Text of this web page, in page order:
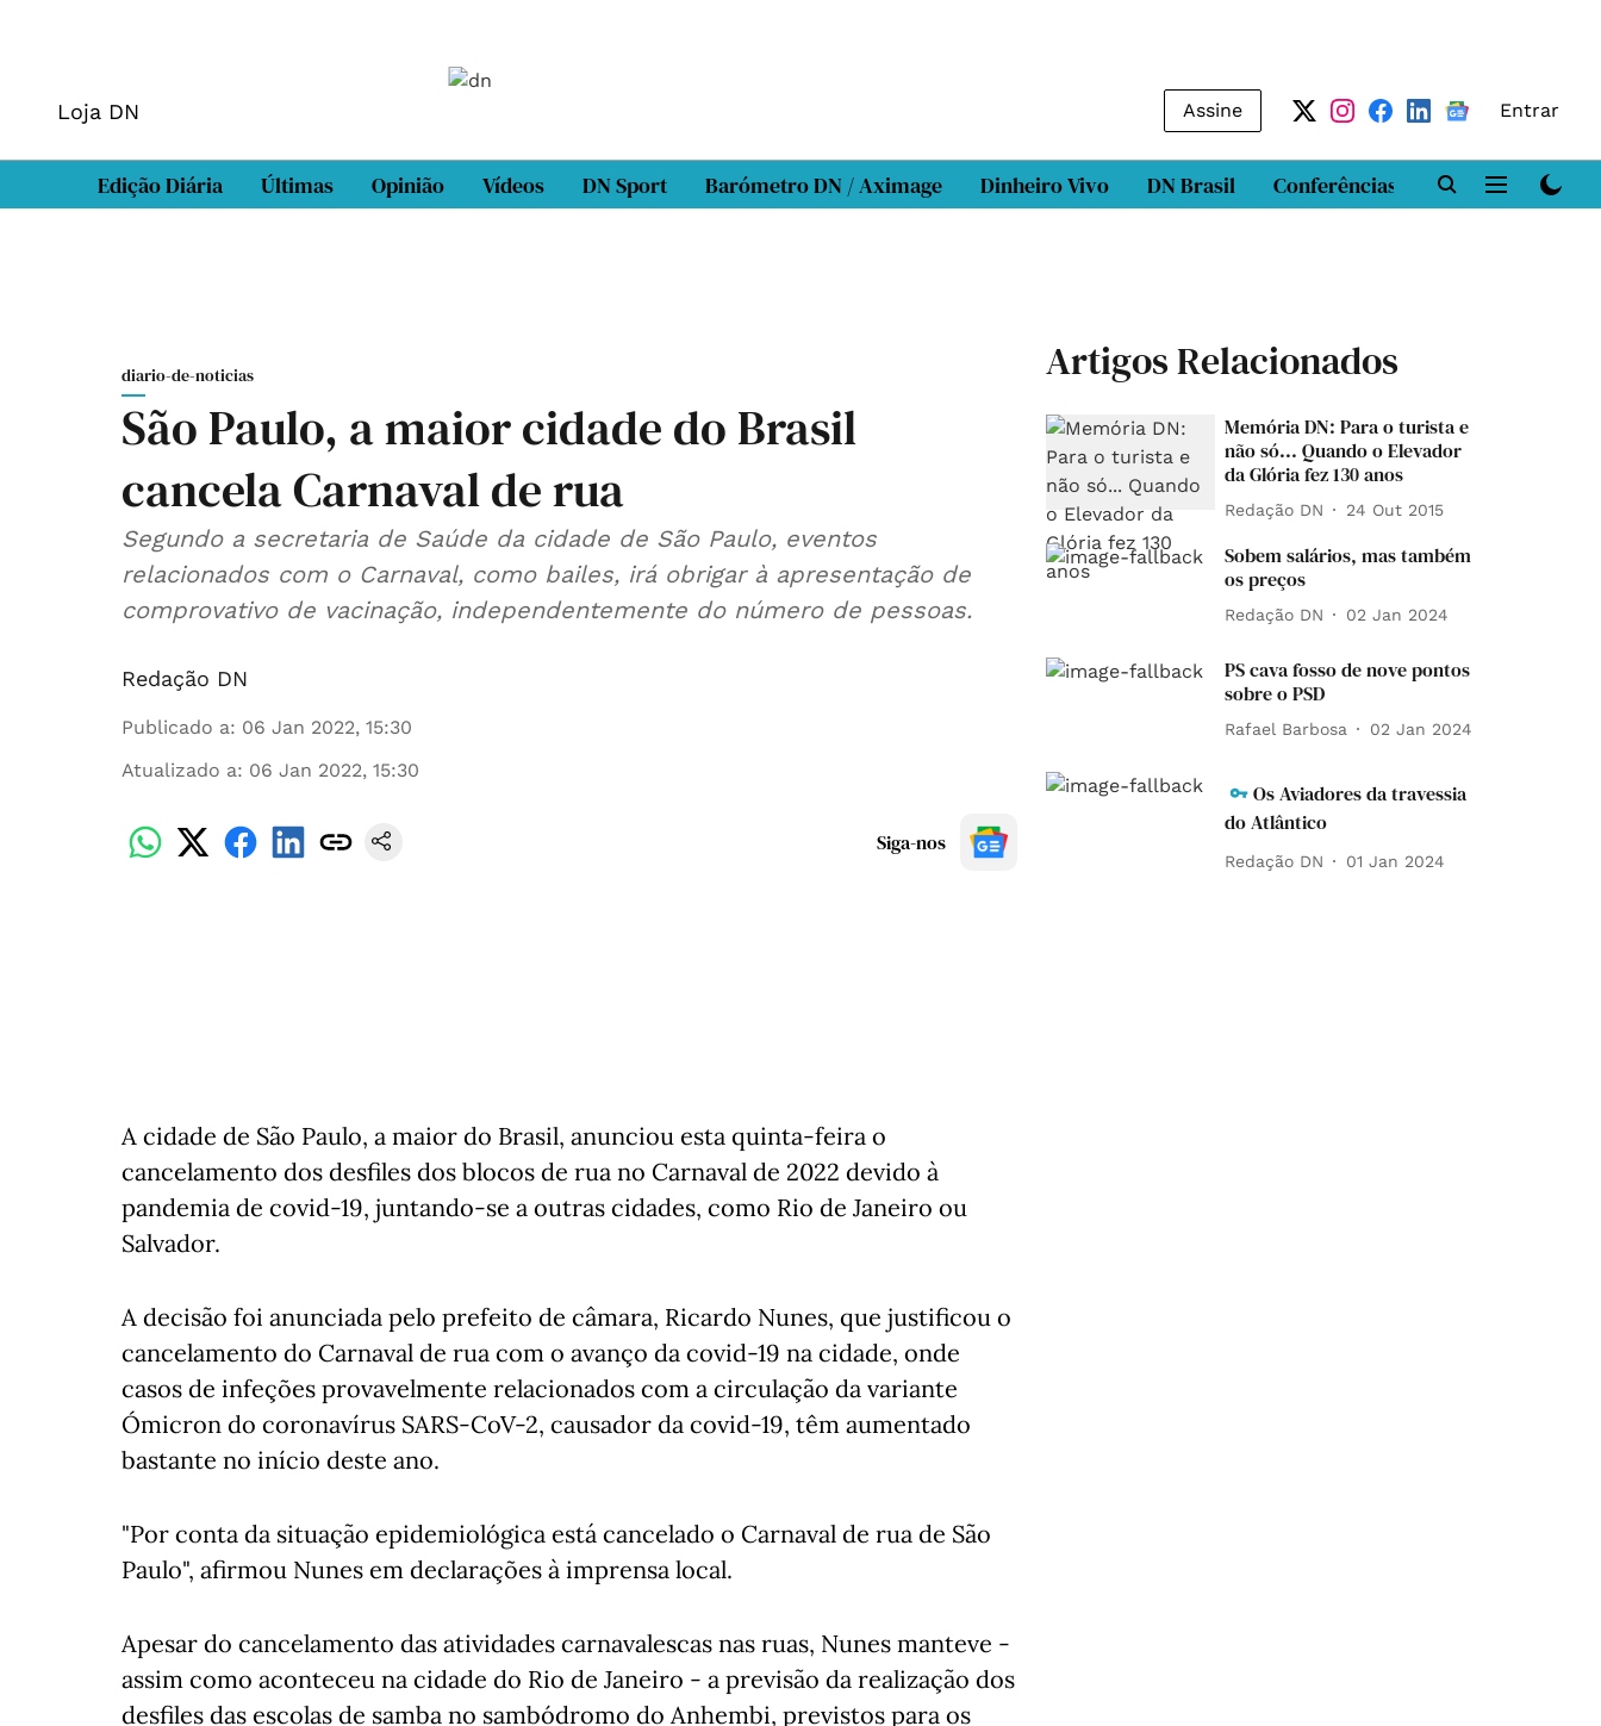
Loja DN Assine Entrar
Edição Diária Últimas Opinião Vídeos DN Sport Barómetro DN / Aximage Dinheiro Vivo DN Brasil Conferências DN LAB
diario-de-noticias
São Paulo, a maior cidade do Brasil
cancela Carnaval de rua
Segundo a secretaria de Saúde da cidade de São Paulo, eventos
relacionados com o Carnaval, como bailes, irá obrigar à apresentação de
comprovativo de vacinação, independentemente do número de pessoas.
Redação DN
Publicado a: 06 Jan 2022, 15:30
Atualizado a: 06 Jan 2022, 15:30
Siga-nos
A cidade de São Paulo, a maior do Brasil, anunciou esta quinta-feira o
cancelamento dos desfiles dos blocos de rua no Carnaval de 2022 devido à
pandemia de covid-19, juntando-se a outras cidades, como Rio de Janeiro ou
Salvador.
A decisão foi anunciada pelo prefeito de câmara, Ricardo Nunes, que justificou o
cancelamento do Carnaval de rua com o avanço da covid-19 na cidade, onde
casos de infeções provavelmente relacionados com a circulação da variante
Ómicron do coronavírus SARS-CoV-2, causador da covid-19, têm aumentado
bastante no início deste ano.
"Por conta da situação epidemiológica está cancelado o Carnaval de rua de São
Paulo", afirmou Nunes em declarações à imprensa local.
Apesar do cancelamento das atividades carnavalescas nas ruas, Nunes manteve -
assim como aconteceu na cidade do Rio de Janeiro - a previsão da realização dos
desfiles das escolas de samba no sambódromo do Anhembi, previstos para os
Artigos Relacionados
Memória DN: Para o turista e
não só... Quando o Elevador
da Glória fez 130 anos
Redação DN 24 Out 2015
Sobem salários, mas também
os preços
Redação DN 02 Jan 2024
PS cava fosso de nove pontos
sobre o PSD
Rafael Barbosa 02 Jan 2024
Os Aviadores da travessia
do Atlântico
Redação DN 01 Jan 2024